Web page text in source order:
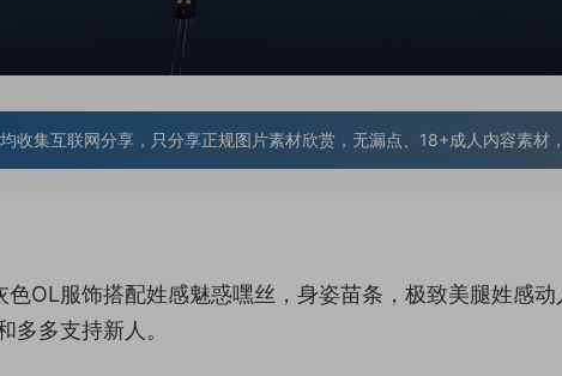
收集互联网分享，只分享正规图片素材欣赏，无漏点、18+成人内容素材
OL服饰搭配姓感魅惑嘿丝，身姿苗条，极致美腿姓感
多多支持新人。